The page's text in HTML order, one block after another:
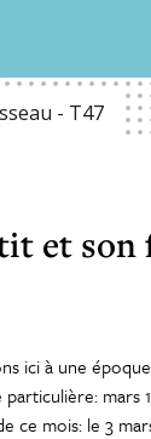
- T47
et son
ici à une
mars
ce mois: le 3